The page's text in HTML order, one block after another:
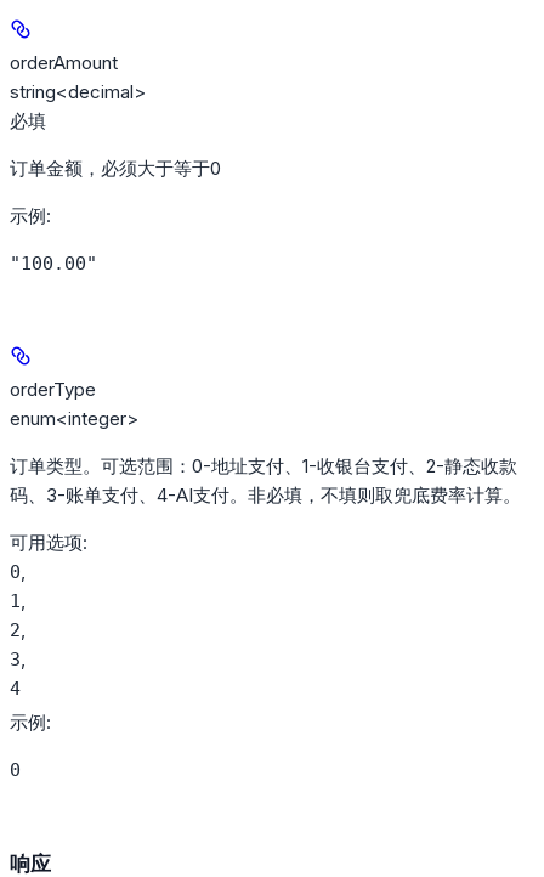
orderAmount
string<decimal>
必填
订单金额，必须大于等于0
示例:
"100.00"
orderType
enum<integer>
订单类型。可选范围：0-地址支付、1-收银台支付、2-静态收款
码、3-账单支付、4-AI支付。非必填，不填则取兜底费率计算。
可用选项:
0
1
2
3
4
示例:
0
响应